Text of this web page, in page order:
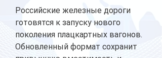
Российские железные дороги
готовятся к запуску нового
поколения плацкартных вагонов.
Обновленный формат сохранит